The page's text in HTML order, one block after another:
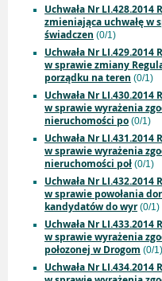
Uchwała Nr
zmieniająca uchwałę w
świadczen (0/1)
Uchwała Nr
w sprawie zmiany
porządku na teren (0/1)
Uchwała Nr
w sprawie wyrażenia
nieruchomości po (0/1)
Uchwała Nr
w sprawie wyrażenia
nieruchomości poł (0/1)
Uchwała Nr
w sprawie powołania
kandydatów do wyr(0/1)
Uchwała Nr
w sprawie wyrażenia
połozonej w Drogom (0/1)
Uchwała Nr